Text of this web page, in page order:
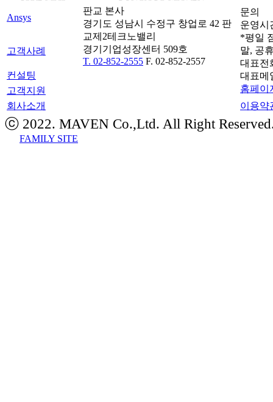
Ansys
판교 본사
경기도 성남시 수정구 창업로 42 판
교제2테크노밸리
경기기업성장센터 509호
T. 02-852-2555 F. 02-852-2557
문의
운영시
*평일
말, 공
대표전
대표메
홈페이
고객사례
컨설팅
고객지원
회사소개
이용약
ⓒ 2022. MAVEN Co.,Ltd. All Right
FAMILY SITE